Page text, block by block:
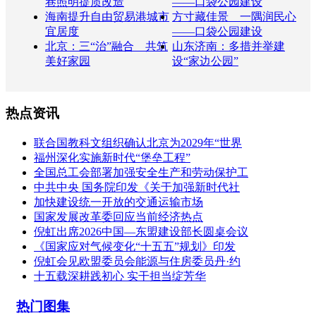
海南提升自由贸易港城市
宜居度
方寸藏佳景 一隅润民心
——口袋公园建设
北京：三“治”融合 共筑
美好家园
山东济南：多措并举建
设“家边公园”
热点资讯
联合国教科文组织确认北京为2029年“世界
福州深化实施新时代“堡垒工程”
全国总工会部署加强安全生产和劳动保护工
中共中央 国务院印发《关于加强新时代社
加快建设统一开放的交通运输市场
国家发展改革委回应当前经济热点
倪虹出席2026中国—东盟建设部长圆桌会议
《国家应对气候变化“十五五”规划》印发
倪虹会见欧盟委员会能源与住房委员丹·约
十五载深耕践初心 实干担当绽芳华
热门图集